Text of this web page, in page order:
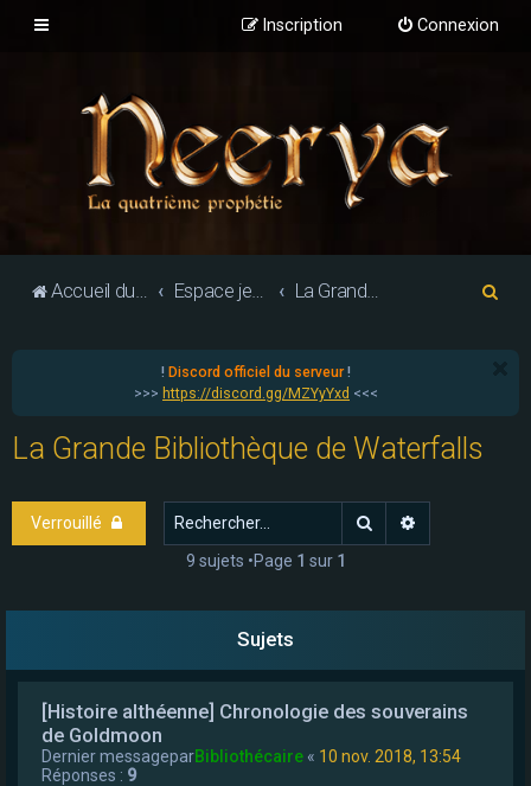
Connexion
Inscription
Accueil du forum Espace jeu de rôle La Grande Bibliothèque de Waterfalls
! Discord officiel du serveur!
>>> https://discord.gg/MZYyYxd <<<
La Grande Bibliothèque de Waterfalls
Verrouillé Rechercher
9 sujets •Page 1 sur 1
Sujets
[Histoire althéenne] Chronologie des souverains
de Goldmoon
Dernier messageparBibliothécaire « 10 nov. 2018, 13:54
Réponses : 9